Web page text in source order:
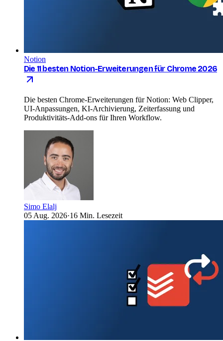
Notion
Die 11 besten Notion-Erweiterungen für Chrome 2026
Die besten Chrome-Erweiterungen für Notion: Web Clipper,
UI-Anpassungen, KI-Archivierung, Zeiterfassung und
Produktivitäts-Add-ons für Ihren Workflow.
Simo Elalj
05 Aug. 2026·16 Min. Lesezeit